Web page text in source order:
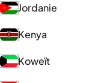
Jordanie
Kenya
Koweït